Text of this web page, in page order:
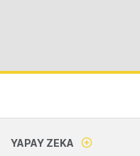
YAPAY ZEKA